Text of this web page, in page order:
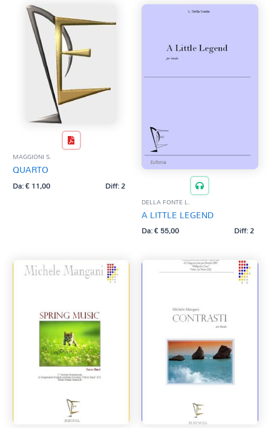
MAGGIONI S.
QUARTO
Da:€11,00 Diff: 2
DELLA FONTE L.
A LITTLE LEGEND
Da:€55,00 Diff: 2